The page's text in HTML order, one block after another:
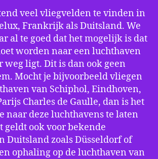
veel vliegvelden te vinden in
Frankrijk als Duitsland. We
al te goed dat het mogelijk is dat
worden naar een luchthaven
weg ligt. Dit is dan ook geen
Mocht je bijvoorbeeld vliegen
van Schiphol, Eindhoven,
Charles de Gaulle, dan is het
naar deze luchthavens te laten
geldt ook voor bekende
Duitsland zoals Düsseldorf of
ophaling op de luchthaven van